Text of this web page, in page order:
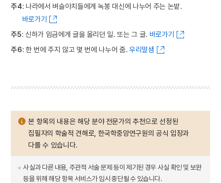
주4: 나라에서 벼슬아치들에게 녹봉 대신에 나누어 주는 논밭.
바로가기
주5: 신하가 임금에게 글을 올리던 일. 또는 그 글. 바로가기
주6: 한 번에 주지 않고 몇 번에 나누어 줌. 우리말샘
본 항목의 내용은 해당 분야 전문가의 추천으로 선정된
집필자의 학술적 견해로, 한국학중앙연구원의 공식 입장과
다를 수 있습니다.
사실과 다른 내용, 주관적 서술 문제 등이 제기된 경우 사실 확인 및 보완
등을 위해 해당 항목 서비스가 임시 중단될 수 있습니다.